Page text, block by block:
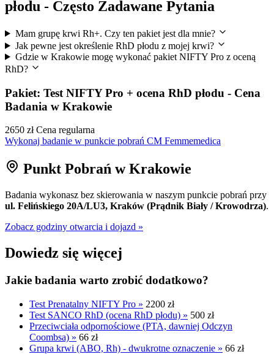
płodu - Często Zadawane Pytania
Mam grupę krwi Rh+. Czy ten pakiet jest dla mnie?
Jak pewne jest określenie RhD płodu z mojej krwi?
Gdzie w Krakowie mogę wykonać pakiet NIFTY Pro z oceną
RhD?
Pakiet: Test NIFTY Pro + ocena RhD płodu - Cena
Badania w Krakowie
2650 zł Cena regularna
Wykonaj badanie w punkcie pobrań CM Femmemedica
Punkt Pobrań w Krakowie
Badania wykonasz bez skierowania w naszym punkcie pobrań przy
ul. Felińskiego 20A/LU3, Kraków (Prądnik Biały / Krowodrza).
Zobacz godziny otwarcia i dojazd »
Dowiedz się więcej
Jakie badania warto zrobić dodatkowo?
Test Prenatalny NIFTY Pro » 2200 zł
Test SANCO RhD (ocena RhD płodu) » 500 zł
Przeciwciała odpornościowe (PTA, dawniej Odczyn
Coombsa) » 66 zł
Grupa krwi (ABO, Rh) - dwukrotne oznaczenie » 66 zł